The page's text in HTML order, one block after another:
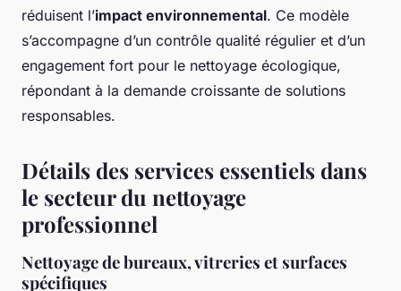
réduisent l’impact environnemental. Ce modèle
s’accompagne d’un contrôle qualité régulier et d’un
engagement fort pour le nettoyage écologique,
répondant à la demande croissante de solutions
responsables.
Détails des services essentiels dans
le secteur du nettoyage
professionnel
Nettoyage de bureaux, vitreries et surfaces
spécifiques